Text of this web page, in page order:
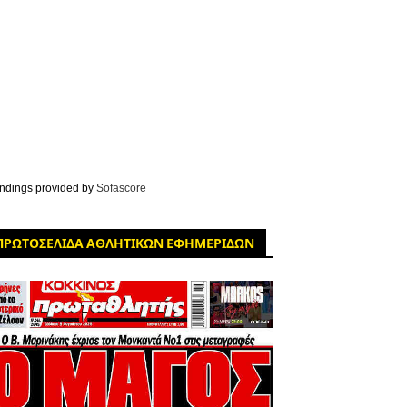
provided by Sofascore
ΑΘΛΗΤΙΚΩΝ ΕΦΗΜΕΡΙΔΩΝ